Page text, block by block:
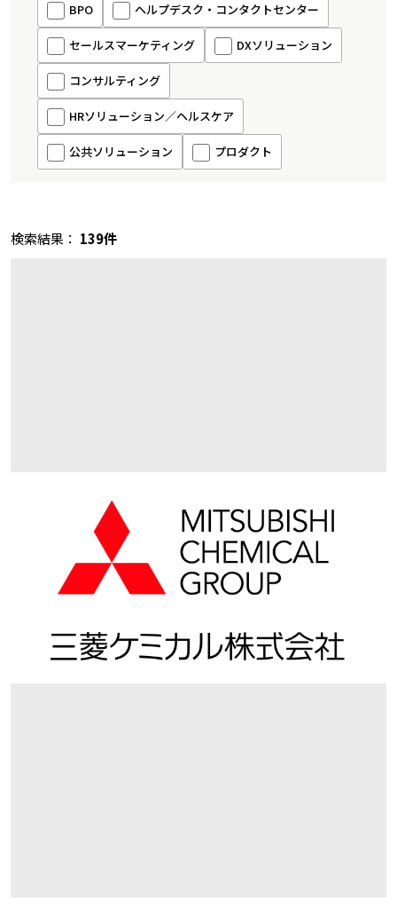
BPO ヘルプデスク・コンタクトセンター
セールスマーケティング DXソリューション
コンサルティング
HRソリューション／ヘルスケア
公共ソリューション プロダクト
検索結果： 139件